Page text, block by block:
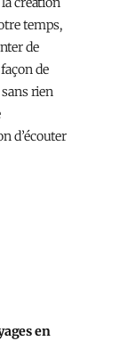
temps,
de
de
rien
d’écouter
en